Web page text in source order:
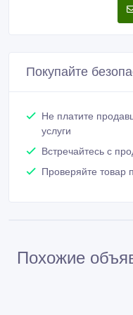
Покупайте
Не платите
услуги
Встречайтесь с
Проверяйте товар
Похожие